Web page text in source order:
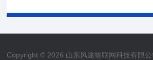
Copyright © 2026 山东风途物联网科技有限